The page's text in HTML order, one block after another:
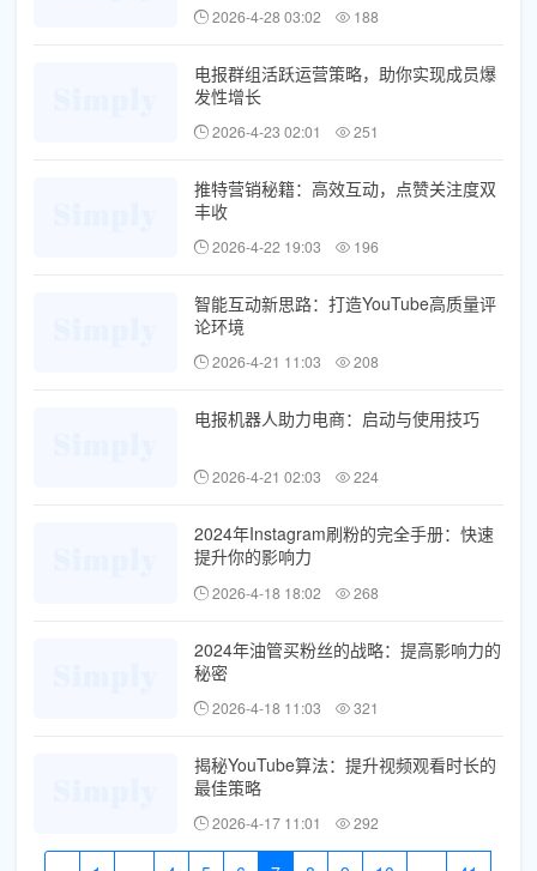
2026-4-28 03:02 188
电报群组活跃运营策略，助你实现成员爆
发性增长
2026-4-23 02:01 251
推特营销秘籍：高效互动，点赞关注度双
丰收
2026-4-22 19:03 196
智能互动新思路：打造YouTube高质量评
论环境
2026-4-21 11:03 208
电报机器人助力电商：启动与使用技巧
2026-4-21 02:03 224
2024年Instagram刷粉的完全手册：快速
提升你的影响力
2026-4-18 18:02 268
2024年油管买粉丝的战略：提高影响力的
秘密
2026-4-18 11:03 321
揭秘YouTube算法：提升视频观看时长的
最佳策略
2026-4-17 11:01 292